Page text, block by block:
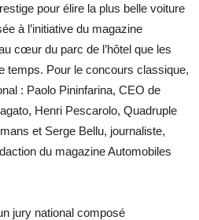
pour élire la plus belle voiture
à l’initiative du magazine
cœur du parc de l’hôtel que les
temps. Pour le concours classique,
: Paolo Pininfarina, CEO de
Henri Pescarolo, Quadruple
et Serge Bellu, journaliste,
du magazine Automobiles
jury national composé